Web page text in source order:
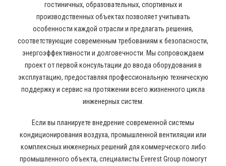
гостиничных, образовательных, спортивных и
производственных объектах позволяет учитывать
особенности каждой отрасли и предлагать решения,
соответствующие современным требованиям к безопасности,
энергоэффективности и долговечности. Мы сопровождаем
проект от первой консультации до ввода оборудования в
эксплуатацию, предоставляя профессиональную техническую
поддержку и сервис на протяжении всего жизненного цикла
инженерных систем.
Если вы планируете внедрение современной системы
кондиционирования воздуха, промышленной вентиляции или
комплексных инженерных решений для коммерческого либо
промышленного объекта, специалисты Everest Group помогут